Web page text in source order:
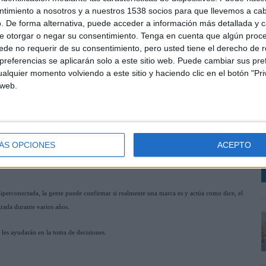
a nosotros y a nuestros 1538 socios para que llevemos a
De forma alternativa, puede acceder a información más detallada y
otorgar o negar su consentimiento. Tenga en cuenta que algún
no requerir de su consentimiento, pero usted tiene el derecho de
se aplicarán solo a este sitio web. Puede cambiar sus
momento volviendo a este sitio y haciendo clic en el botón
OPCIONES ACEPTO
definan, lo realmente importante en una marca es su personalidad y su forma de
que las marcas tienen para trasladar sus mensajes, a través de los diferentes
ellos.
de marca deseado.
juntos una marca.
hoy en día. Hoy en día hay una gran dificultad para que las marcas ganen esta
la gente puede confirmar si realmente una marca es y actúa como dice, el
durante varios años.
ayudarán en la toma de decisiones.